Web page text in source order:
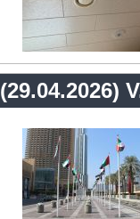
(29.04.2026)